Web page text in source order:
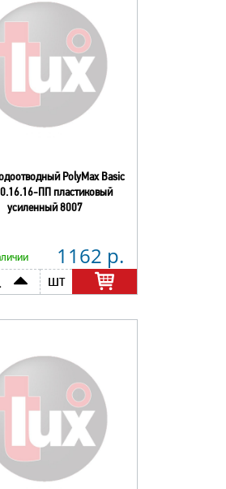
PolyMax Basic
ПП пластиковый
усиленный 8007
1162 р.
шт